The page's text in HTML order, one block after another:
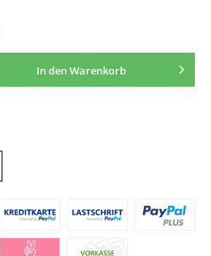
In denWarenkorb